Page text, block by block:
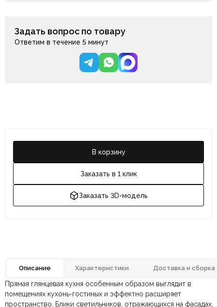
В корзину
Заказать в 1 клик
Заказать 3D-модель
Задать вопрос по товару
Ответим в течение 5 минут
Описание Характеристики Доставка и сборка
Прямая глянцевая кухня особенным образом выглядит в
помещениях кухонь-гостиных и эффектно расширяет
пространство. Блики светильников, отражающихся на фасадах,
Бренд DIZAINAZONA
Отзывов ещё нет. Напишите первым.